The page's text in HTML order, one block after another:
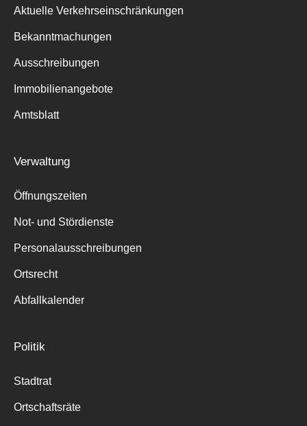
Suche
Aktuelle Verkehrseinschränkungen
Bekanntmachungen
Ausschreibungen
Immobilienangebote
Amtsblatt
Verwaltung
Öffnungszeiten
Not- und Stördienste
Personalausschreibungen
Ortsrecht
Abfallkalender
Politik
Stadtrat
Ortschaftsräte